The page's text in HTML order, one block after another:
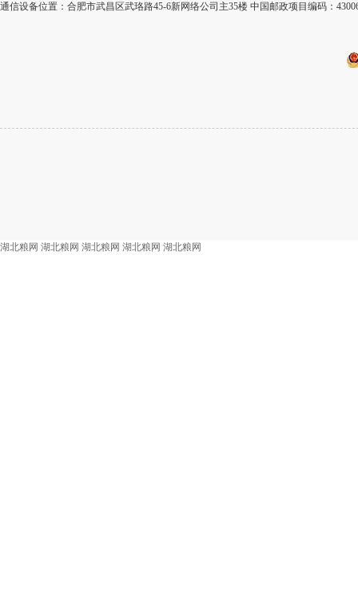
通信设备位置：合肥市武昌区武珞路45-6新网络公司主35楼 中国邮政项目编码：
湖北粮网 湖北粮网 湖北粮网 湖北粮网 湖北粮网